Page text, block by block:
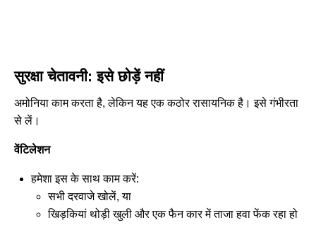
सुरक्षा चेतावनी: इसे छोड़ें नहीं
अमोनिया काम करता है, लेकिन यह एक कठोर रासायनिक है। इसे गंभीरता
से लें।
वेंटिलेशन
हमेशा इस के साथ काम करें:
सभी दरवाजे खोलें, या
खिड़कियां थोड़ी खुली और एक फैन कार में ताजा हवा फेंक रहा हो